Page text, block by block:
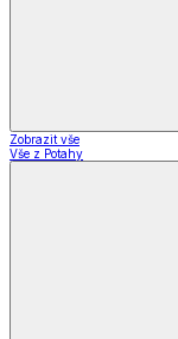
Zobrazit vše
Vše z Potahy